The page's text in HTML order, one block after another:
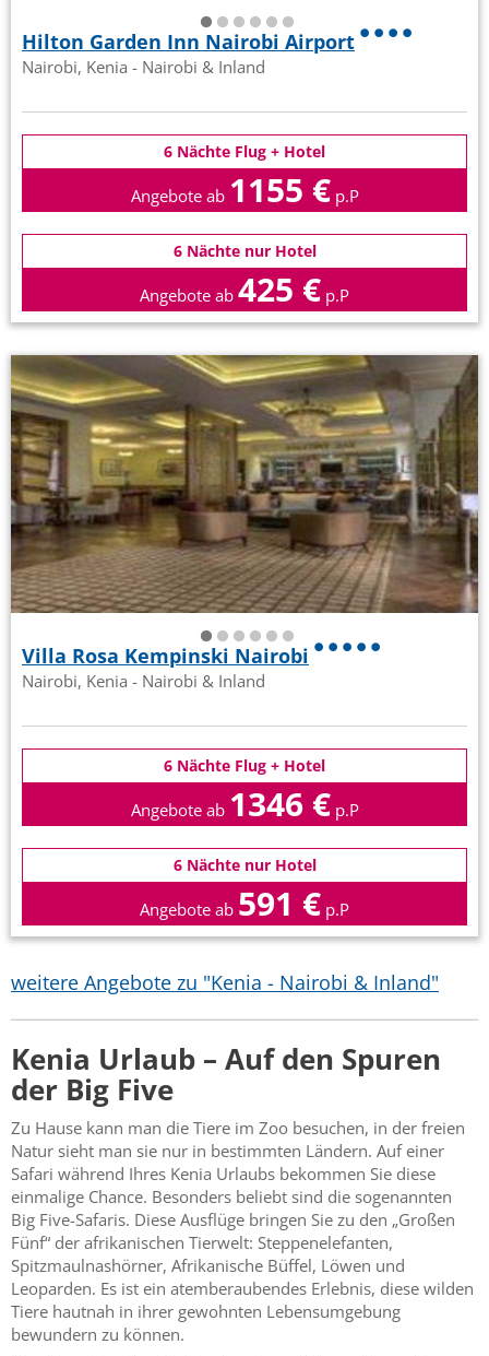
Hilton Garden Inn Nairobi Airport
Nairobi, Kenia - Nairobi & Inland
6 Nächte Flug + Hotel
Angebote ab 1155 € p.P
6 Nächte nur Hotel
Angebote ab 425 € p.P
Villa Rosa Kempinski Nairobi
Nairobi, Kenia - Nairobi & Inland
6 Nächte Flug + Hotel
Angebote ab 1346 € p.P
6 Nächte nur Hotel
Angebote ab 591 € p.P
weitere Angebote zu "Kenia - Nairobi & Inland"
Kenia Urlaub – Auf den Spuren
der Big Five
Zu Hause kann man die Tiere im Zoo besuchen, in der freien
Natur sieht man sie nur in bestimmten Ländern. Auf einer
Safari während Ihres Kenia Urlaubs bekommen Sie diese
einmalige Chance. Besonders beliebt sind die sogenannten
Big Five-Safaris. Diese Ausflüge bringen Sie zu den „Großen
Fünf“ der afrikanischen Tierwelt: Steppenelefanten,
Spitzmaulnashörner, Afrikanische Büffel, Löwen und
Leoparden. Es ist ein atemberaubendes Erlebnis, diese wilden
Tiere hautnah in ihrer gewohnten Lebensumgebung
bewundern zu können.